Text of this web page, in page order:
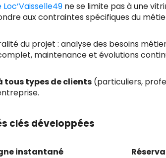
ne se limite pas à une
aux contraintes spécifiques du
du projet : analyse des besoins
maintenance et évolutions
tous types de clients (particuliers,
clés développées
instantané